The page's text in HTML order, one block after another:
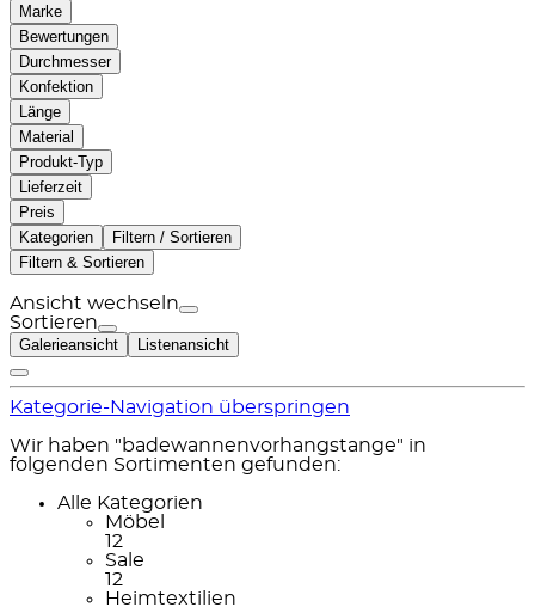
Marke
Bewertungen
Durchmesser
Konfektion
Länge
Material
Produkt-Typ
Lieferzeit
Preis
Kategorien
Filtern / Sortieren
Filtern & Sortieren
Ansicht wechseln
Sortieren
Galerieansicht Listenansicht
Kategorie-Navigation überspringen
Wir haben "badewannenvorhangstange" in
folgenden Sortimenten gefunden:
Alle Kategorien
Möbel
12
Sale
12
Heimtextilien